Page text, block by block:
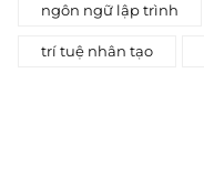
ngôn ngữ lập trình
trí tuệ nhân tạo